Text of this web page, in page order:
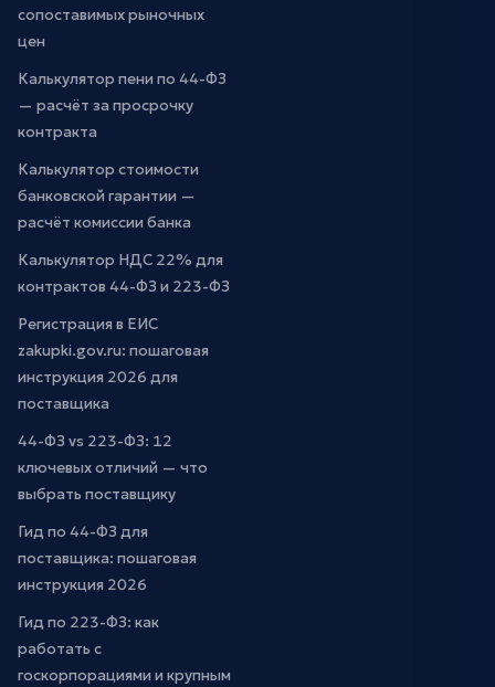
сопоставимых рыночных
цен
Калькулятор пени по 44-ФЗ
— расчёт за просрочку
контракта
Калькулятор стоимости
банковской гарантии —
расчёт комиссии банка
Калькулятор НДС 22% для
контрактов 44-ФЗ и 223-ФЗ
Регистрация в ЕИС
zakupki.gov.ru: пошаговая
инструкция 2026 для
поставщика
44-ФЗ vs 223-ФЗ: 12
ключевых отличий — что
выбрать поставщику
Гид по 44-ФЗ для
поставщика: пошаговая
инструкция 2026
Гид по 223-ФЗ: как
работать с
госкорпорациями и крупным